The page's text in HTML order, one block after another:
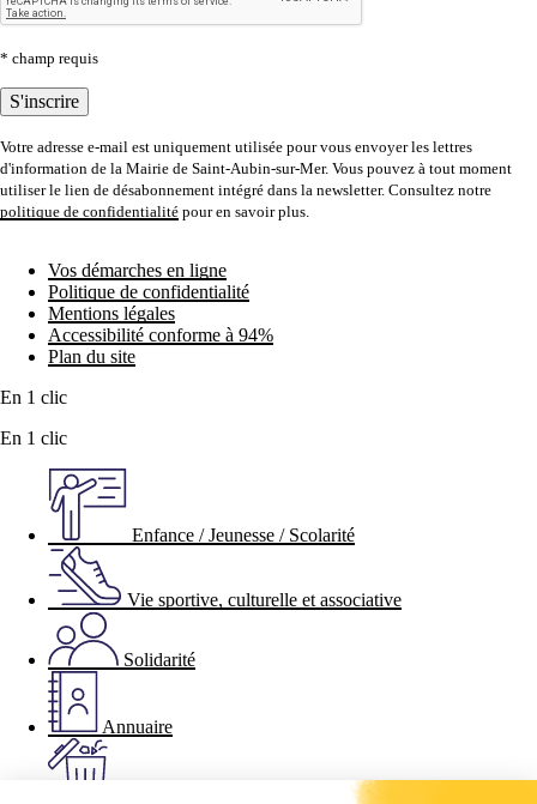
* champ requis
Votre adresse e-mail est uniquement utilisée pour vous envoyer les lettres
d'information de la Mairie de Saint-Aubin-sur-Mer. Vous pouvez à tout moment
utiliser le lien de désabonnement intégré dans la newsletter. Consultez notre
politique de confidentialité pour en savoir plus.
Vos démarches en ligne
Politique de confidentialité
Mentions légales
Accessibilité conforme à 94%
Plan du site
En 1 clic
En 1 clic
Enfance / Jeunesse / Scolarité
Vie sportive, culturelle et associative
Solidarité
Annuaire